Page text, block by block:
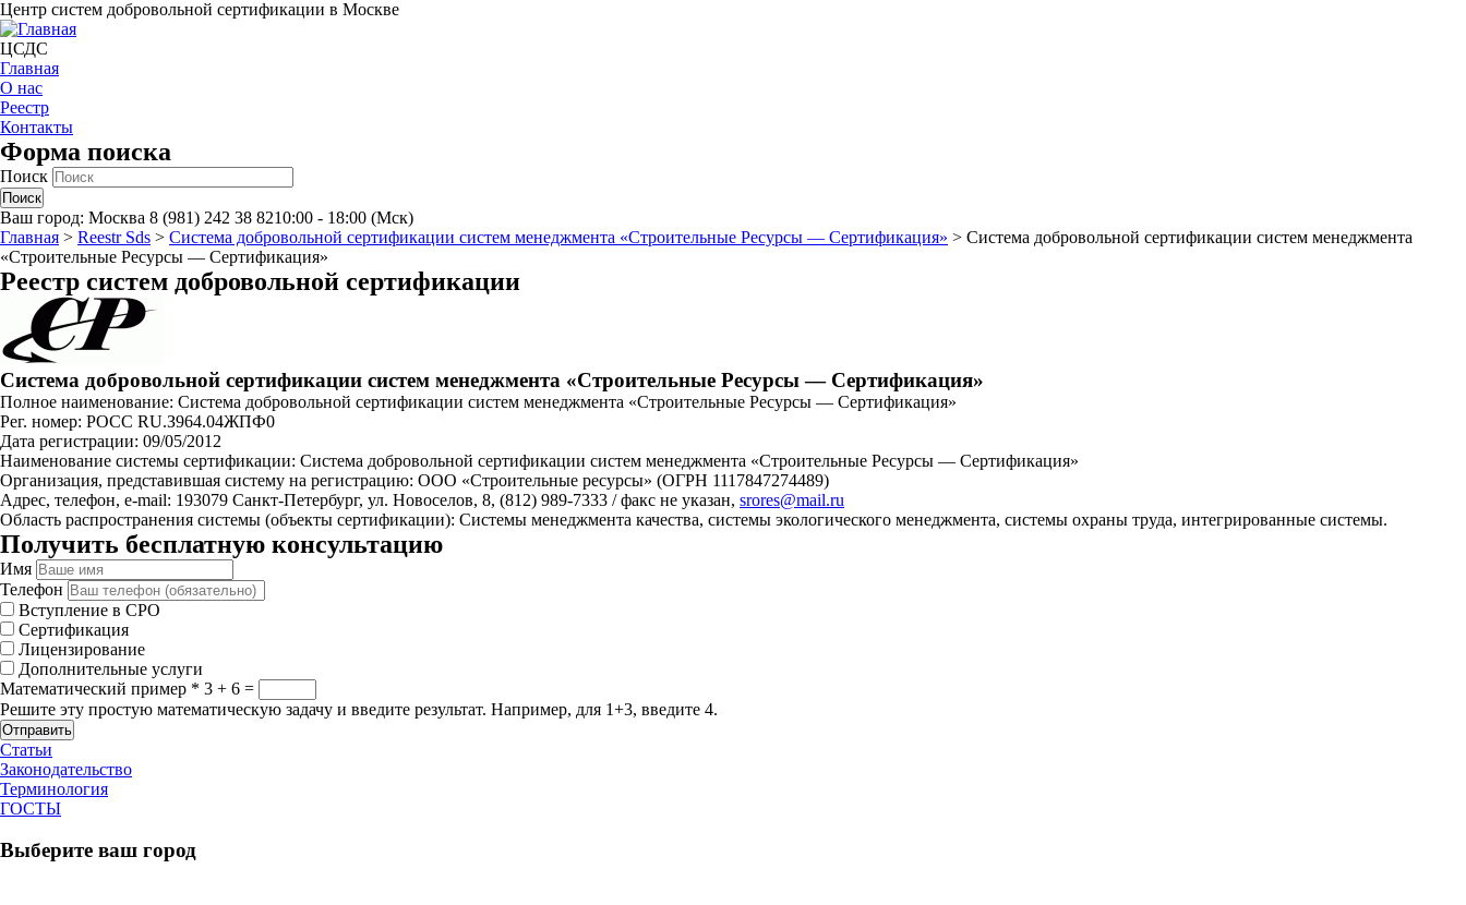
Центр систем добровольной сертификации в Москве
ЦСДС
Главная
О нас
Реестр
Контакты
Форма поиска
Поиск
Ваш город: Москва 8 (981) 242 38 8210:00 - 18:00 (Мск)
Главная > Reestr Sds > Система добровольной сертификации систем менеджмента «Строительные Ресурсы — Сертификация» > Система добровольной сертификации систем менеджмента
«Строительные Ресурсы — Сертификация»
Реестр систем добровольной сертификации
Система добровольной сертификации систем менеджмента «Строительные Ресурсы — Сертификация»
Полное наименование: Система добровольной сертификации систем менеджмента «Строительные Ресурсы — Сертификация»
Рег. номер: РОСС RU.З964.04ЖПФ0
Дата регистрации: 09/05/2012
Наименование системы сертификации: Система добровольной сертификации систем менеджмента «Строительные Ресурсы — Сертификация»
Организация, представившая систему на регистрацию: ООО «Строительные ресурсы» (ОГРН 1117847274489)
Адрес, телефон, e-mail: 193079 Санкт-Петербург, ул. Новоселов, 8, (812) 989-7333 / факс не указан, srores@mail.ru
Область распространения системы (объекты сертификации): Системы менеджмента качества, системы экологического менеджмента, системы охраны труда, интегрированные системы.
Получить бесплатную консультацию
Имя
Телефон
Вступление в СРО
Сертификация
Лицензирование
Дополнительные услуги
Математический пример * 3 + 6 =
Решите эту простую математическую задачу и введите результат. Например, для 1+3, введите 4.
Отправить
Статьи
Законодательство
Терминология
ГОСТЫ
Выберите ваш город